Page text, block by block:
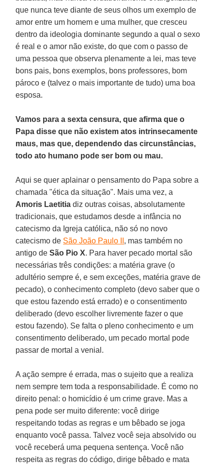
que nunca teve diante de seus olhos um exemplo de
amor entre um homem e uma mulher, que cresceu
dentro da ideologia dominante segundo a qual o sexo
é real e o amor não existe, do que com o passo de
uma pessoa que observa plenamente a lei, mas teve
bons pais, bons exemplos, bons professores, bom
pároco e (talvez o mais importante de tudo) uma boa
esposa.
Vamos para a sexta censura, que afirma que o
Papa disse que não existem atos intrinsecamente
maus, mas que, dependendo das circunstâncias,
todo ato humano pode ser bom ou mau.
Aqui se quer aplainar o pensamento do Papa sobre a
chamada "ética da situação". Mais uma vez, a
Amoris Laetitia diz outras coisas, absolutamente
tradicionais, que estudamos desde a infância no
catecismo da Igreja católica, não só no novo
catecismo de São João Paulo II , mas também no
antigo deSão Pio X. Para haver pecado mortal são
necessárias três condições: a matéria grave (o
adultério sempre é, e sem exceções, matéria grave de
pecado), o conhecimento completo (devo saber que o
que estou fazendo está errado) e o consentimento
deliberado (devo escolher livremente fazer o que
estou fazendo). Se falta o pleno conhecimento e um
consentimento deliberado, um pecado mortal pode
passar de mortal a venial.
A ação sempre é errada, mas o sujeito que a realiza
nem sempre tem toda a responsabilidade. É como no
direito penal: o homicídio é um crime grave. Mas a
pena pode ser muito diferente: você dirige
respeitando todas as regras e um bêbado se joga
enquanto você passa. Talvez você seja absolvido ou
você receberá uma pequena sentença. Você não
respeita as regras do código, dirige bêbado e mata